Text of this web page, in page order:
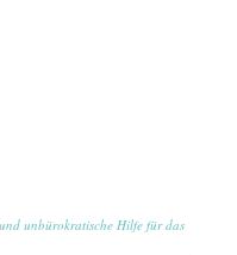
unbürokratische Hilfe für das